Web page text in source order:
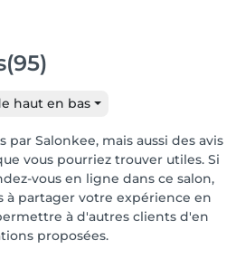
(95)
haut en bas
par Salonkee, mais aussi des avis
vous pourriez trouver utiles. Si
vous en ligne dans ce salon,
à partager votre expérience en
à d'autres clients d'en
proposées.